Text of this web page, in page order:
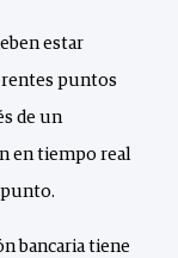
estar
puntos
de un
en tiempo real
punto.
bancaria tiene